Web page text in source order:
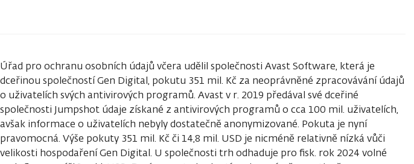
Úřad pro ochranu osobních údajů včera udělil společnosti Avast Software, která je
dceřinou společností Gen Digital, pokutu 351 mil. Kč za neoprávněné zpracovávání údajů
o uživatelích svých antivirových programů. Avast v r. 2019 předával své dceřiné
společnosti Jumpshot údaje získané z antivirových programů o cca 100 mil. uživatelích,
avšak informace o uživatelích nebyly dostatečně anonymizované. Pokuta je nyní
pravomocná. Výše pokuty 351 mil. Kč či 14,8 mil. USD je nicméně relativně nízká vůči
velikosti hospodaření Gen Digital. U společnosti trh odhaduje pro fisk. rok 2024 volné